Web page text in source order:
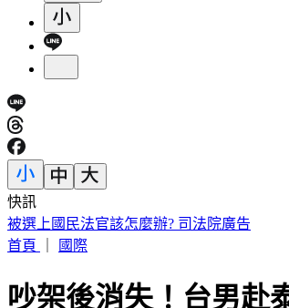
快訊
快訊／台中神岡死亡車禍 婦人遭大貨車撞
首頁
國際
吵架後消失！台男